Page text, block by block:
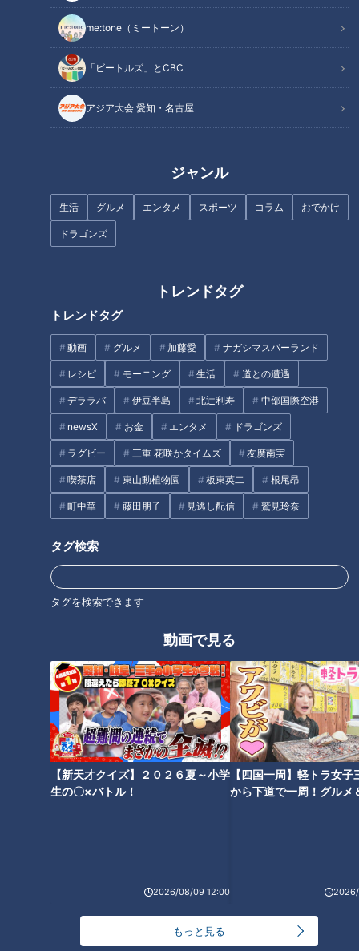
me:tone（ミートーン）
「ビートルズ」とCBC
アジア大会 愛知・名古屋
ジャンル
生活 グルメ エンタメ スポーツ コラム おでかけ
ドラゴンズ
トレンドタグ
トレンドタグ
動画 グルメ 加藤愛 ナガシマスパーランド
レシピ モーニング 生活 道との遭遇
デララバ 伊豆半島 北辻利寿 中部国際空港
newsX お金 エンタメ ドラゴンズ
ラグビー 三重 花咲かタイムズ 友廣南実
喫茶店 東山動植物園 板東英二 根尾昂
町中華 藤田朋子 見逃し配信 鷲見玲奈
タグ検索
タグを検索できます
動画で見る
【新天才クイズ】２０２６夏～小学
生の〇×バトル！
2026/08/09 12:00
【四国一周】軽トラ女子
から下道で一周！グルメ
もっと見る
この記事を見たあなたへのおすすめ
がる愛知・長久手市＆瀬戸市の
絶品グルメ＆おすすめスポット
を尼神インターがリポート！
取材拒否の名店にテレビ初取
材！？ふわモチの絶品スイーツ
とは？熱田区の感動グルメ＆ス
ポット3選
く手打ちうどん店の絶品『海老
おろしうどん』に、老舗菓子店
の桃のお菓子！愛知県春日井市
でなりゆきグルメ旅
健康や睡眠が気になる。人気を
集めるカフェインレス商品
長時間煮込まなくてもレンジ一
つで簡単に作れる「焼豚」！？
カルディ店員が選ぶベスト３を
タグ
グルメ
オススメ関連コンテンツ
牡蠣が“40個”も入った赤から
最高ランクは“1泊300万円”！？
特大平麺の“1本うどん”！？板ウ 黒毛和牛カルビが390円！？名